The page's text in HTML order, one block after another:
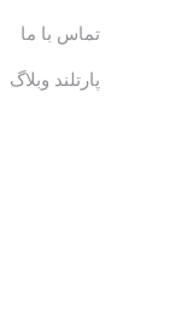
تماس با ما
پارتلند وبلاگ